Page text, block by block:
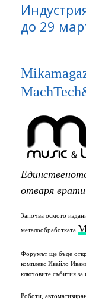
до 29
отваря
Започва осмото
металообработката
Форумът ще бъде
комплекс Ивайло
ключовите събития за
Роботи,